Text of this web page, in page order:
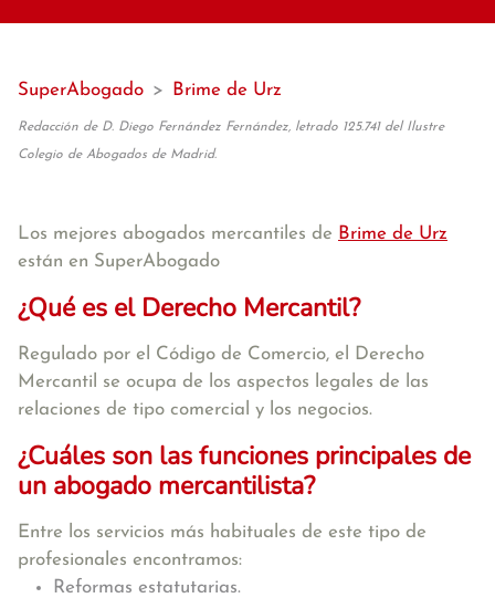
SuperAbogado > Brime de Urz
Redacción de D. Diego Fernández Fernández, letrado 125.741 del Ilustre
Colegio de Abogados de Madrid.
Los mejores abogados mercantiles de Brime de Urz
están en SuperAbogado
¿Qué es el Derecho Mercantil?
Regulado por el Código de Comercio, el Derecho
Mercantil se ocupa de los aspectos legales de las
relaciones de tipo comercial y los negocios.
¿Cuáles son las funciones principales de
un abogado mercantilista?
Entre los servicios más habituales de este tipo de
profesionales encontramos:
Reformas estatutarias.